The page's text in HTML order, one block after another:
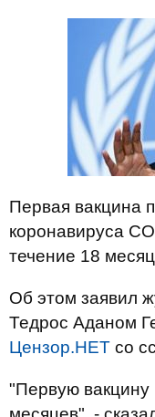
Первая вакцина
коронавируса
течение 18
Об этом заявил
Тедрос Аданом
Цензор.НЕТ со
"Первую вакцину